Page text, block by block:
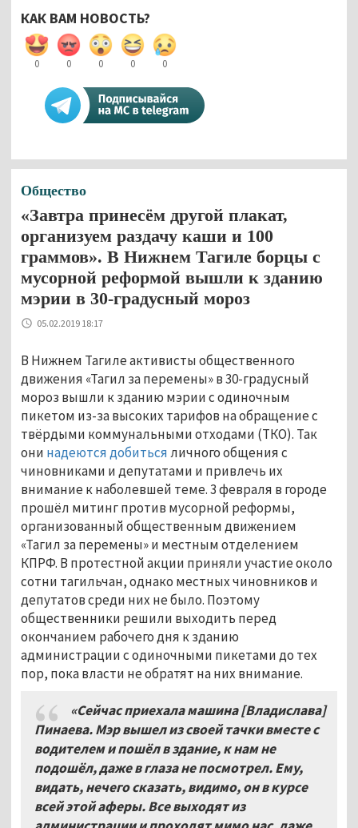
КАК ВАМ НОВОСТЬ?
0 0 0 0 0
Общество
«Завтра принесём другой плакат,
организуем раздачу каши и 100
граммов». В Нижнем Тагиле борцы с
мусорной реформой вышли к зданию
мэрии в 30-градусный мороз
05.02.2019 18:17
В Нижнем Тагиле активисты общественного
движения «Тагил за перемены» в 30-градусный
мороз вышли к зданию мэрии с одиночным
пикетом из-за высоких тарифов на обращение с
твёрдыми коммунальными отходами (ТКО). Так
они надеются добитьсяличного общения с
чиновниками и депутатами и привлечь их
внимание к наболевшей теме. 3 февраля в городе
прошёл митинг против мусорной реформы,
организованный общественным движением
«Тагил за перемены» и местным отделением
КПРФ. В протестной акции приняли участие около
сотни тагильчан, однако местных чиновников и
депутатов среди них не было. Поэтому
общественники решили выходить перед
окончанием рабочего дня к зданию
администрации с одиночными пикетами до тех
пор, пока власти не обратят на них внимание.
«Сейчас приехала машина [Владислава]
Пинаева. Мэр вышел из своей тачки вместе с
водителем и пошёл в здание, к нам не
подошёл, даже в глаза не посмотрел. Ему,
видать, нечего сказать, видимо, он в курсе
всей этой аферы. Все выходят из